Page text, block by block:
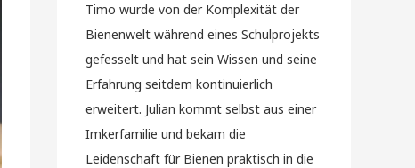
Timo wurde von der Komplexität der
Bienenwelt während eines Schulprojekts
gefesselt und hat sein Wissen und seine
Erfahrung seitdem kontinuierlich
erweitert. Julian kommt selbst aus einer
Imkerfamilie und bekam die
Leidenschaft für Bienen praktisch in die